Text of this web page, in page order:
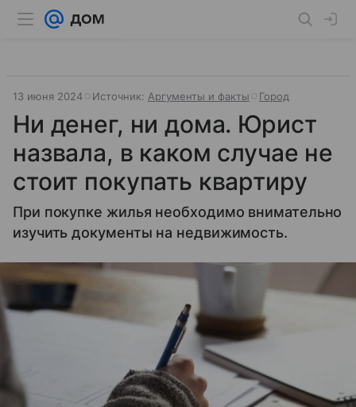
13 июня 2024 Источник: Аргументы и факты Город
Ни денег, ни дома. Юрист
назвала, в каком случае не
стоит покупать квартиру
При покупке жилья необходимо внимательно
изучить документы на недвижимость.